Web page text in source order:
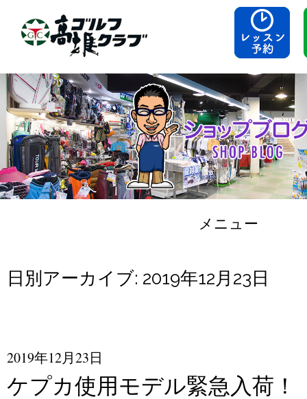
メニュー
日別アーカイブ: 2019年12月23日
2019年12月23日
ケプカ使用モデル緊急入荷！